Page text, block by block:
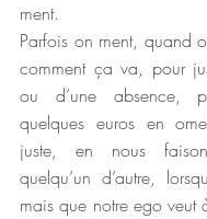
ment.
Parfois on ment, quand
comment ça va, pour
ou d’une absence,
quelques euros en
juste, en nous
quelqu’un d’autre,
mais que notre ego veut